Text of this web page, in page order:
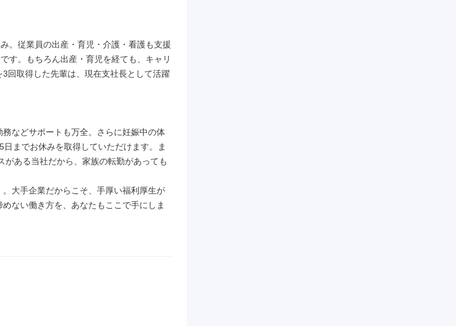
。従業員の出産・育児・介護・看護も支援
す。もちろん出産・育児を経ても、キャリ
回取得した先輩は、現在支社長として活躍
などサポートも万全。さらに妊娠中の体
までお休みを取得していただけます。ま
がある当社だから、家族の転勤があっても
大手企業だからこそ、手厚い福利厚生が
ない働き方を、あなたもここで手にしま